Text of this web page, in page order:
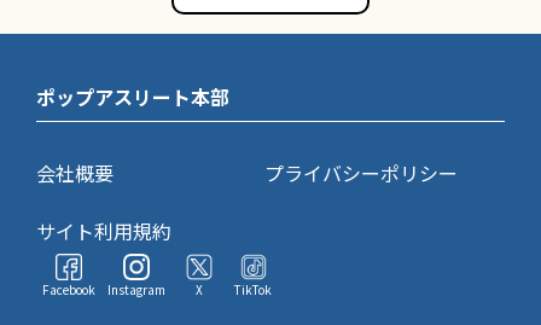
ポップアスリート本部
会社概要
プライバシーポリシー
サイト利用規約
Facebook Instagram X TikTok